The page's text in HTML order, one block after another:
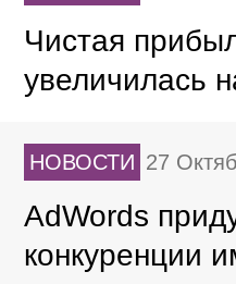
Чистая
увеличилась
НОВОСТИ 27
AdWords
конкуренции